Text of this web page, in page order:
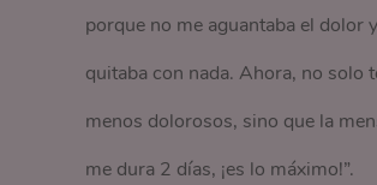
porque no me aguantaba el dolor
quitaba con nada. Ahora, no solo
menos dolorosos, sino que la
me dura 2 días, ¡es lo máximo!”.